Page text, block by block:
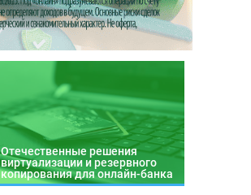
Отечественные решения
виртуализации и резервного
копирования для онлайн-банка